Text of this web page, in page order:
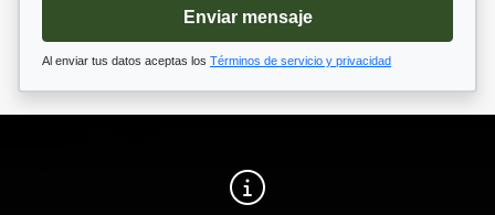
Enviar mensaje
Al enviar tus datos aceptas los Términos de servicio y privacidad